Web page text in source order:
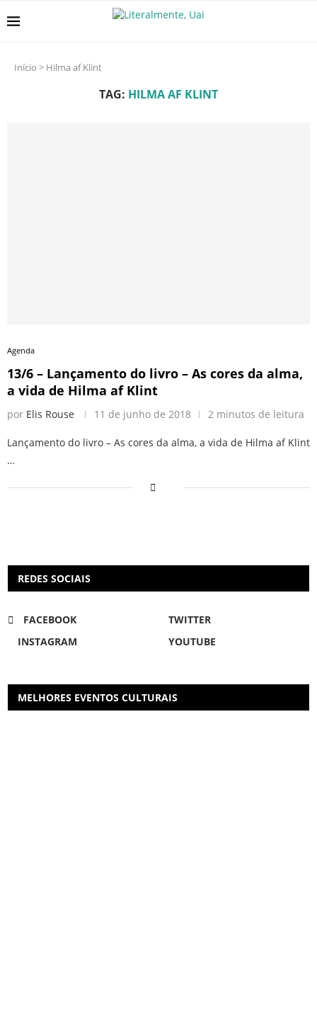
Início > Hilma af Klint
TAG: HILMA AF KLINT
Agenda
13/6 – Lançamento do livro – As cores da alma,
a vida de Hilma af Klint
por Elis Rouse 11 de junho de 2018 2 minutos de leitura
Lançamento do livro – As cores da alma, a vida de Hilma af Klint
…
REDES SOCIAIS
FACEBOOK
TWITTER
INSTAGRAM
YOUTUBE
MELHORES EVENTOS CULTURAIS